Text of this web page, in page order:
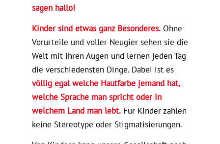
sagen hallo!
Kinder sind etwas ganz Besonderes.Ohne
Vorurteile und voller Neugier sehen sie die
Welt mit ihren Augen und lernen jeden Tag
die verschiedensten Dinge. Dabei ist es
völlig egal welche Hautfarbe jemand hat,
welche Sprache man spricht oder in
welchem Land man lebt.Für Kinder zählen
keine Stereotype oder Stigmatisierungen.